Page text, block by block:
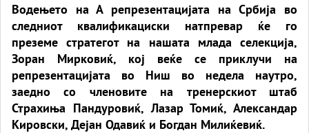
Водењето на А репрезентацијата на Србија во
следниот квалификациски натпревар ќе го
преземе стратегот на нашата млада селекција,
Зоран Мирковиќ, кој веќе се приклучи на
репрезентацијата во Ниш во недела наутро,
заедно со членовите на тренерскиот штаб
Страхиња Пандуровиќ, Лазар Томиќ, Александар
Кировски, Дејан Одавиќ и Богдан Милиќевиќ.